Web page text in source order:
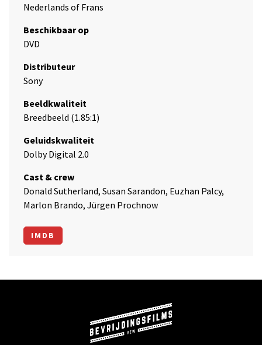
Nederlands of Frans
Beschikbaar op
DVD
Distributeur
Sony
Beeldkwaliteit
Breedbeeld (1.85:1)
Geluidskwaliteit
Dolby Digital 2.0
Cast & crew
Donald Sutherland, Susan Sarandon, Euzhan Palcy,
Marlon Brando, Jürgen Prochnow
IMDB